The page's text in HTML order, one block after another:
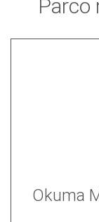
Parco
Okuma